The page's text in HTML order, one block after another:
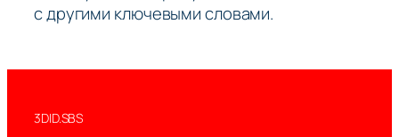
с другими ключевыми словами.
3DID.SBS